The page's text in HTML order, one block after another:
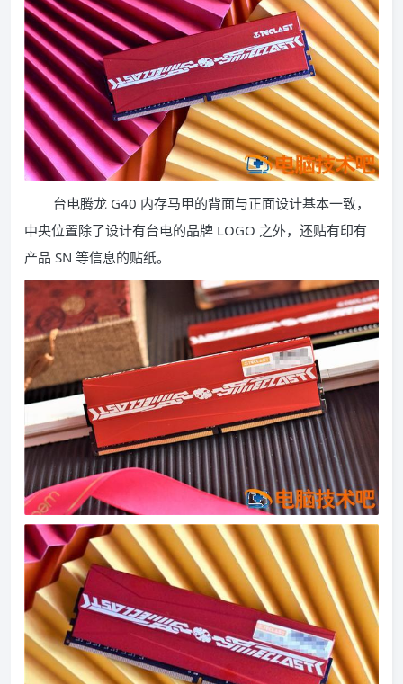
台电腾龙 G40 内存马甲的背面与正面设计基本一致，
中央位置除了设计有台电的品牌 LOGO 之外，还贴有印有
产品 SN 等信息的贴纸。